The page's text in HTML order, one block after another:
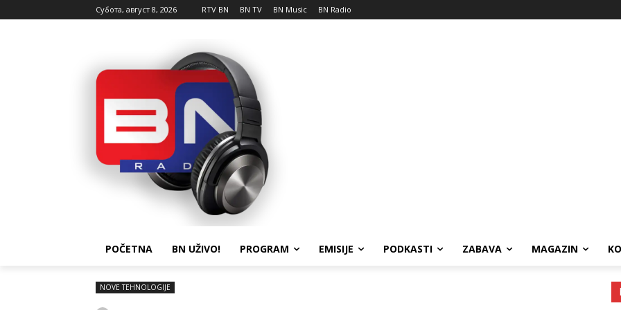
Субота, август 8, 2026 RTV BN BN TV BN Music BN Radio
POČETNA BN UŽIVO! PROGRAM EMISIJE PODKASTI ZABAVA MAGAZIN
NOVE TEHNOLOGIJE